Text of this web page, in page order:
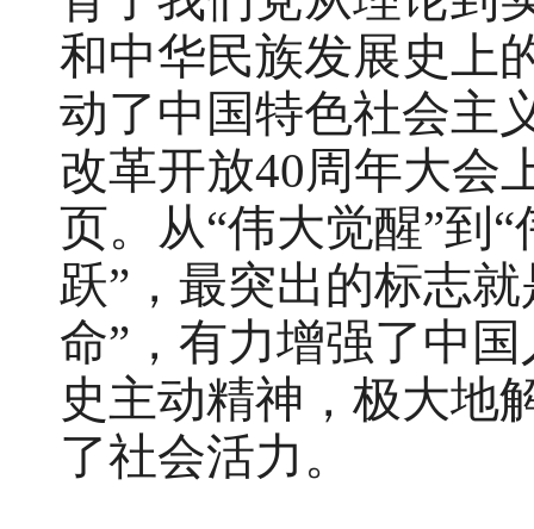
和中华民族发展史上
动了中国特色社会主
改革开放40周年大会
页。从“伟大觉醒”到
跃”，最突出的标志
命”，有力增强了中
史主动精神，极大地
了社会活力。